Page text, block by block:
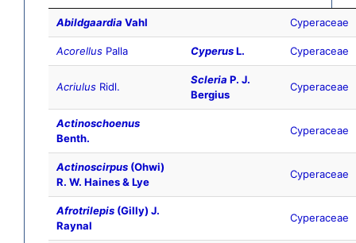
Abildgaardia Vahl Cyperaceae
Acorellus Palla CyperusL. Cyperaceae
Acriulus Ridl.
Scleria P. J.
Bergius
Cyperaceae
Actinoschoenus
Benth.
Cyperaceae
Actinoscirpus (Ohwi)
R. W. Haines & Lye
Cyperaceae
Afrotrilepis (Gilly) J.
Raynal
Cyperaceae